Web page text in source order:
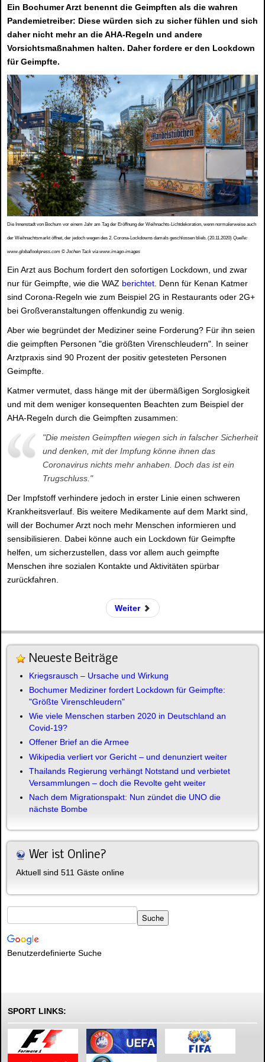
Ein Bochumer Arzt benennt die Geimpften als die wahren
Pandemietreiber: Diese würden sich zu sicher fühlen und sich
daher nicht mehr an die AHA-Regeln und andere
Vorsichtsmaßnahmen halten. Daher fordere er den Lockdown
für Geimpfte.
Die Innenstadt von Bochum vor einem Jahr am Tag der Eröffnung der Weihnachts-Lichtdekoration, wenn normalerweise auch
der Weihnachtsmarkt öffnet, der jedoch wegen des 2. Corona-Lockdowns damals geschlossen blieb. (20.11.2020) Quelle:
www.globallookpress.com © Jochen Tack via www.imago-images
Ein Arzt aus Bochum fordert den sofortigen Lockdown, und zwar
nur für Geimpfte, wie die WAZ berichtet . Denn für Kenan Katmer
sind Corona-Regeln wie zum Beispiel 2G in Restaurants oder 2G+
bei Großveranstaltungen offenkundig zu wenig.
Aber wie begründet der Mediziner seine Forderung? Für ihn seien
die geimpften Personen "die größten Virenschleudern". In seiner
Arztpraxis sind 90 Prozent der positiv getesteten Personen
Geimpfte.
Katmer vermutet, dass hänge mit der übermäßigen Sorglosigkeit
und mit dem weniger konsequenten Beachten zum Beispiel der
AHA-Regeln durch die Geimpften zusammen:
"Die meisten Geimpften wiegen sich in falscher Sicherheit
und denken, mit der Impfung könne ihnen das
Coronavirus nichts mehr anhaben. Doch das ist ein
Trugschluss."
Der Impfstoff verhindere jedoch in erster Linie einen schweren
Krankheitsverlauf. Bis weitere Medikamente auf dem Markt sind,
will der Bochumer Arzt noch mehr Menschen informieren und
sensibilisieren. Dabei könne auch ein Lockdown für Geimpfte
helfen, um sicherzustellen, dass vor allem auch geimpfte
Menschen ihre sozialen Kontakte und Aktivitäten spürbar
zurückfahren.
Weiter
Neueste Beiträge
Kriegsrausch – Ursache und Wirkung
Bochumer Mediziner fordert Lockdown für Geimpfte:
"Größte Virenschleudern"
Wie viele Menschen starben 2020 in Deutschland an
Covid-19?
Offener Brief an die Armee
Wikipedia verliert vor Gericht – und denunziert weiter
Thailands Regierung verhängt Notstand und verbietet
Versammlungen – doch die Revolte geht weiter
Nach dem Migrationspakt: Nun zündet die UNO die
nächste Bombe
Wer ist Online?
Aktuell sind 511 Gäste online
Benutzerdefinierte Suche
SPORT LINKS: